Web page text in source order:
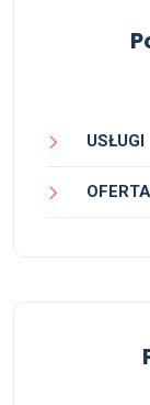
USŁUGI
OFERTA